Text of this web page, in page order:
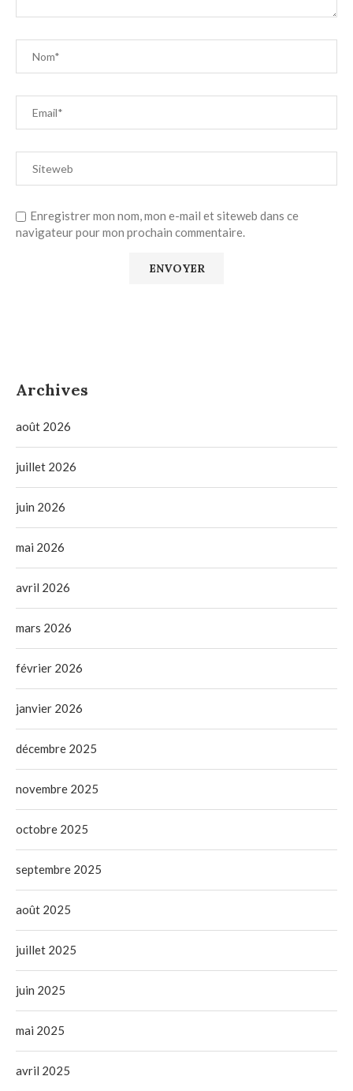
Enregistrer mon nom, mon e-mail et siteweb dans ce
navigateur pour mon prochain commentaire.
Archives
août 2026
juillet 2026
juin 2026
mai 2026
avril 2026
mars 2026
février 2026
janvier 2026
décembre 2025
novembre 2025
octobre 2025
septembre 2025
août 2025
juillet 2025
juin 2025
mai 2025
avril 2025